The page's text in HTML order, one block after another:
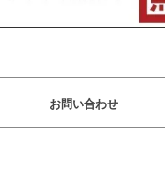
お問い合わせ